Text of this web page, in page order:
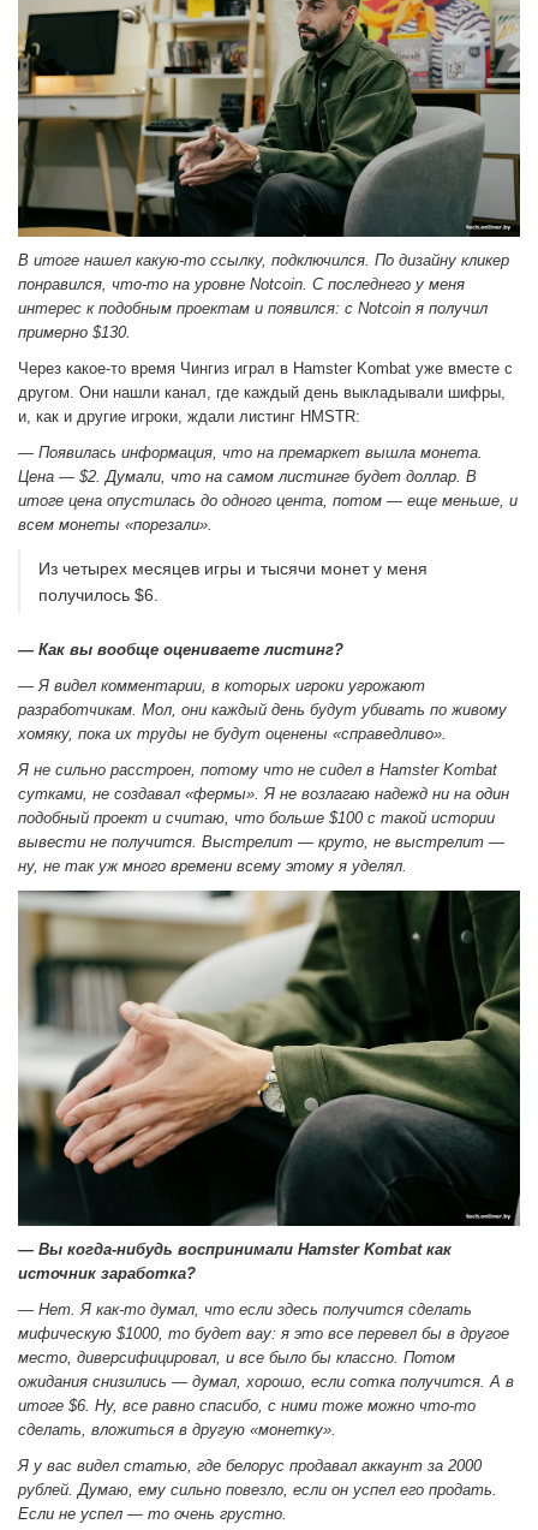
В итоге нашел какую-то ссылку, подключился. По дизайну кликер
понравился, что-то на уровне Notcoin. С последнего у меня
интерес к подобным проектам и появился: с Notcoin я получил
примерно $130.
Через какое-то время Чингиз играл в Hamster Kombat уже вместе с
другом. Они нашли канал, где каждый день выкладывали шифры,
и, как и другие игроки, ждали листинг HMSTR:
— Появилась информация, что на премаркет вышла монета.
Цена — $2. Думали, что на самом листинге будет доллар. В
итоге цена опустилась до одного цента, потом — еще меньше, и
всем монеты «порезали».
Из четырех месяцев игры и тысячи монет у меня
получилось $6.
— Как вы вообще оцениваете листинг?
— Я видел комментарии, в которых игроки угрожают
разработчикам. Мол, они каждый день будут убивать по живому
хомяку, пока их труды не будут оценены «справедливо».
Я не сильно расстроен, потому что не сидел в Hamster Kombat
сутками, не создавал «фермы». Я не возлагаю надежд ни на один
подобный проект и считаю, что больше $100 с такой истории
вывести не получится. Выстрелит — круто, не выстрелит —
ну, не так уж много времени всему этому я уделял.
— Вы когда-нибудь воспринимали Hamster Kombat как
источник заработка?
— Нет. Я как-то думал, что если здесь получится сделать
мифическую $1000, то будет вау: я это все перевел бы в другое
место, диверсифицировал, и все было бы классно. Потом
ожидания снизились — думал, хорошо, если сотка получится. А в
итоге $6. Ну, все равно спасибо, с ними тоже можно что-то
сделать, вложиться в другую «монетку».
Я у вас видел статью, где белорус продавал аккаунт за 2000
рублей. Думаю, ему сильно повезло, если он успел его продать.
Если не успел — то очень грустно.